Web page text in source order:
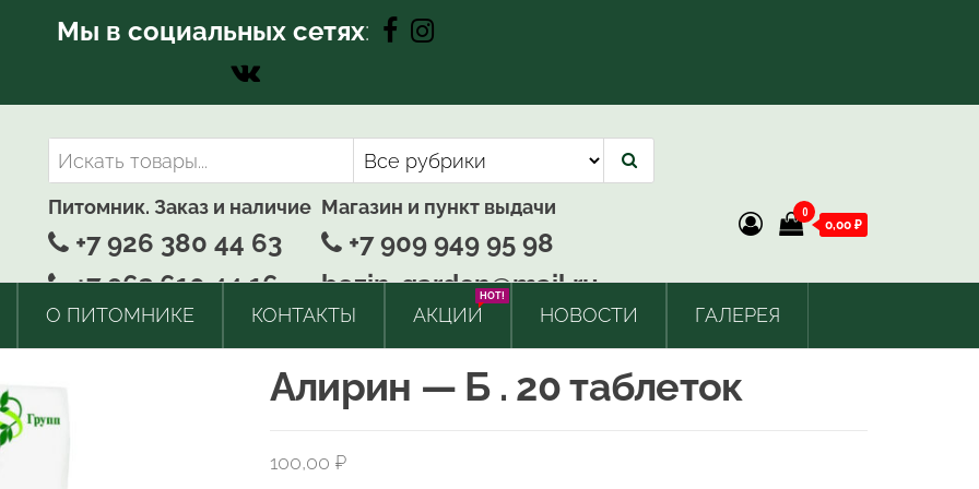
Мы в социальных сетях:
Питомник. Заказ и наличие
+7 926 380 44 63
+7 963 610 44 16
Магазин и пункт выдачи
+7 909 949 95 98
bozin-garden@mail.ru
0
0,00 ₽
О ПИТОМНИКЕ КОНТАКТЫ АКЦИИ
HOT!
НОВОСТИ ГАЛЕРЕЯ
Алирин — Б . 20 таблеток
100,00 ₽